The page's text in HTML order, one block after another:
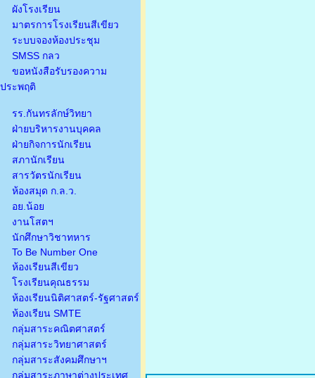
ผังโรงเรียน
มาตรการโรงเรียนสีเขียว
ระบบจองห้องประชุม
SMSS กลว
ขอหนังสือรับรองความ
ประพฤติ
รร.กันทรลักษ์วิทยา
ฝ่ายบริหารงานบุคคล
ฝ่ายกิจการนักเรียน
สภานักเรียน
สารวัตรนักเรียน
ห้องสมุด ก.ล.ว.
อย.น้อย
งานโสตฯ
นักศึกษาวิชาทหาร
To Be Number One
ห้องเรียนสีเขียว
โรงเรียนคุณธรรม
ห้องเรียนนิติศาสตร์-รัฐศาสตร์
ห้องเรียน SMTE
กลุ่มสาระคณิตศาสตร์
กลุ่มสาระวิทยาศาสตร์
กลุ่มสาระสังคมศึกษาฯ
กลุ่มสาระภาษาต่างประเทศ